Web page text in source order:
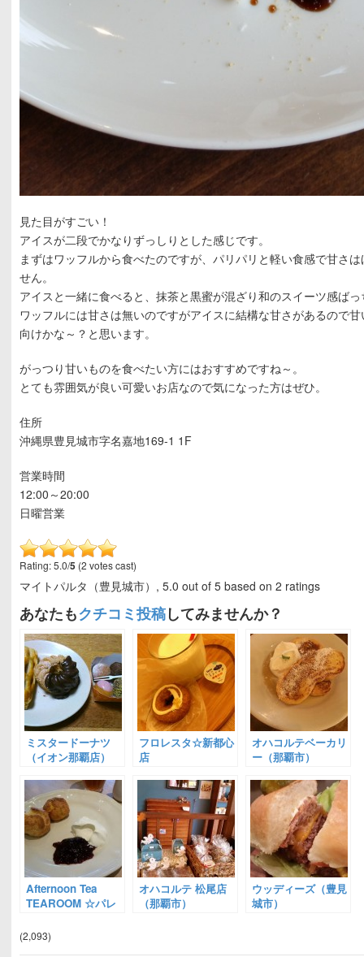
見た目がすごい！
アイスが二段でかなりずっしりとした感じです。
まずはワッフルから食べたのですが、パリパリと軽い食感で甘さ
せん。
アイスと一緒に食べると、抹茶と黒蜜が混ざり和のスイーツ感ば
ワッフルには甘さは無いのですがアイスに結構な甘さがあるので
向けかな～？と思います。
がっつり甘いものを食べたい方にはおすすめですね～。
とても雰囲気が良い可愛いお店なので気になった方はぜひ。
住所
沖縄県豊見城市字名嘉地169-1 1F
営業時間
12:00～20:00
日曜営業
Rating: 5.0/5 (2 votes cast)
マイトパルタ（豊見城市） ,5.0 out of5 based on2 ratings
あなたもクチコミ投稿してみませんか？
ミスタードーナツ
（イオン那覇店）
フロレスタ☆新都心
店
オハコルテベーカリ
ー（那覇市）
Afternoon Tea
TEAROOM ☆パレ
オハコルテ 松尾店
（那覇市）
ウッディーズ（豊見
城市）
(2,093)